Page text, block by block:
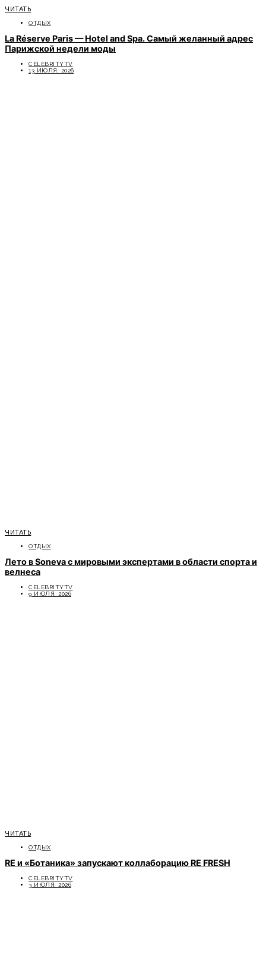
ЧИТАТЬ
ОТДЫХ
La Réserve Paris — Hotel and Spa. Самый желанный адрес
Парижской недели моды
CELEBRITYTV
13 ИЮЛЯ, 2026
ЧИТАТЬ
ОТДЫХ
Лето в Soneva с мировыми экспертами в области спорта и
велнеса
CELEBRITYTV
9 ИЮЛЯ, 2026
ЧИТАТЬ
ОТДЫХ
RE и «Ботаника» запускают коллаборацию RE FRESH
CELEBRITYTV
3 ИЮЛЯ, 2026